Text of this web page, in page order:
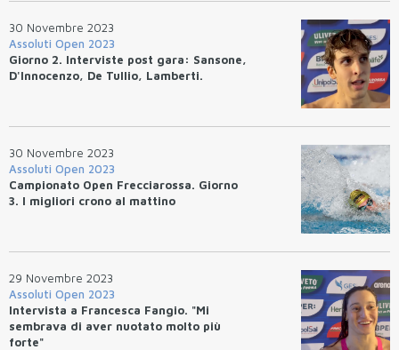
30 Novembre 2023
Assoluti Open 2023
Giorno 2. Interviste post gara: Sansone,
D'Innocenzo, De Tullio, Lamberti.
30 Novembre 2023
Assoluti Open 2023
Campionato Open Frecciarossa. Giorno
3. I migliori crono al mattino
29 Novembre 2023
Assoluti Open 2023
Intervista a Francesca Fangio. "Mi
sembrava di aver nuotato molto più
forte"